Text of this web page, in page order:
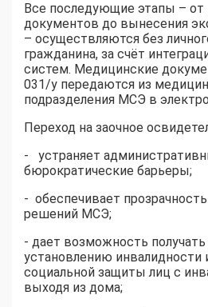
Все последующие этапы – от
документов до вынесения
– осуществляются без
гражданина, за счёт
систем. Медицинские
031/у передаются из
подразделения МСЭ в
Переход на заочное
- устраняет
бюрократические барьеры;
- обеспечивает
решений МСЭ;
- дает возможность получать
установлению
социальной защиты лиц с
выходя из дома;